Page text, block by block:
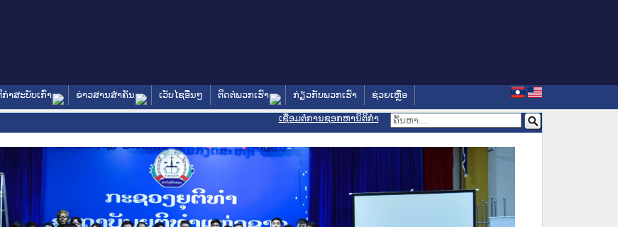
າສະບັບເກົ່າ ຂ່າວສານສໍາຄັນ ເວັບໄຊອື່ນໆ ຕິດຕໍ່ພວກເຮົາ ກ່ຽວກັບພວກເຮົາ ຊ່ວຍເຫຼືອ
ເຊື່ອມຕໍ່ການຊອກຫານິຕິກຳ